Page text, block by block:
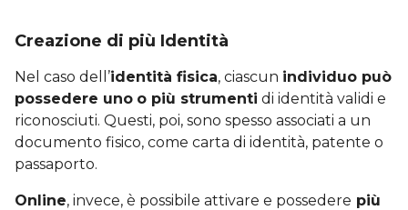
Creazione di più Identità
Nel caso dell’identità fisica, ciascun individuo può
possedere uno o più strumenti di identità validi e
riconosciuti. Questi, poi, sono spesso associati a un
documento fisico, come carta di identità, patente o
passaporto.
Online, invece, è possibile attivare e possedere più